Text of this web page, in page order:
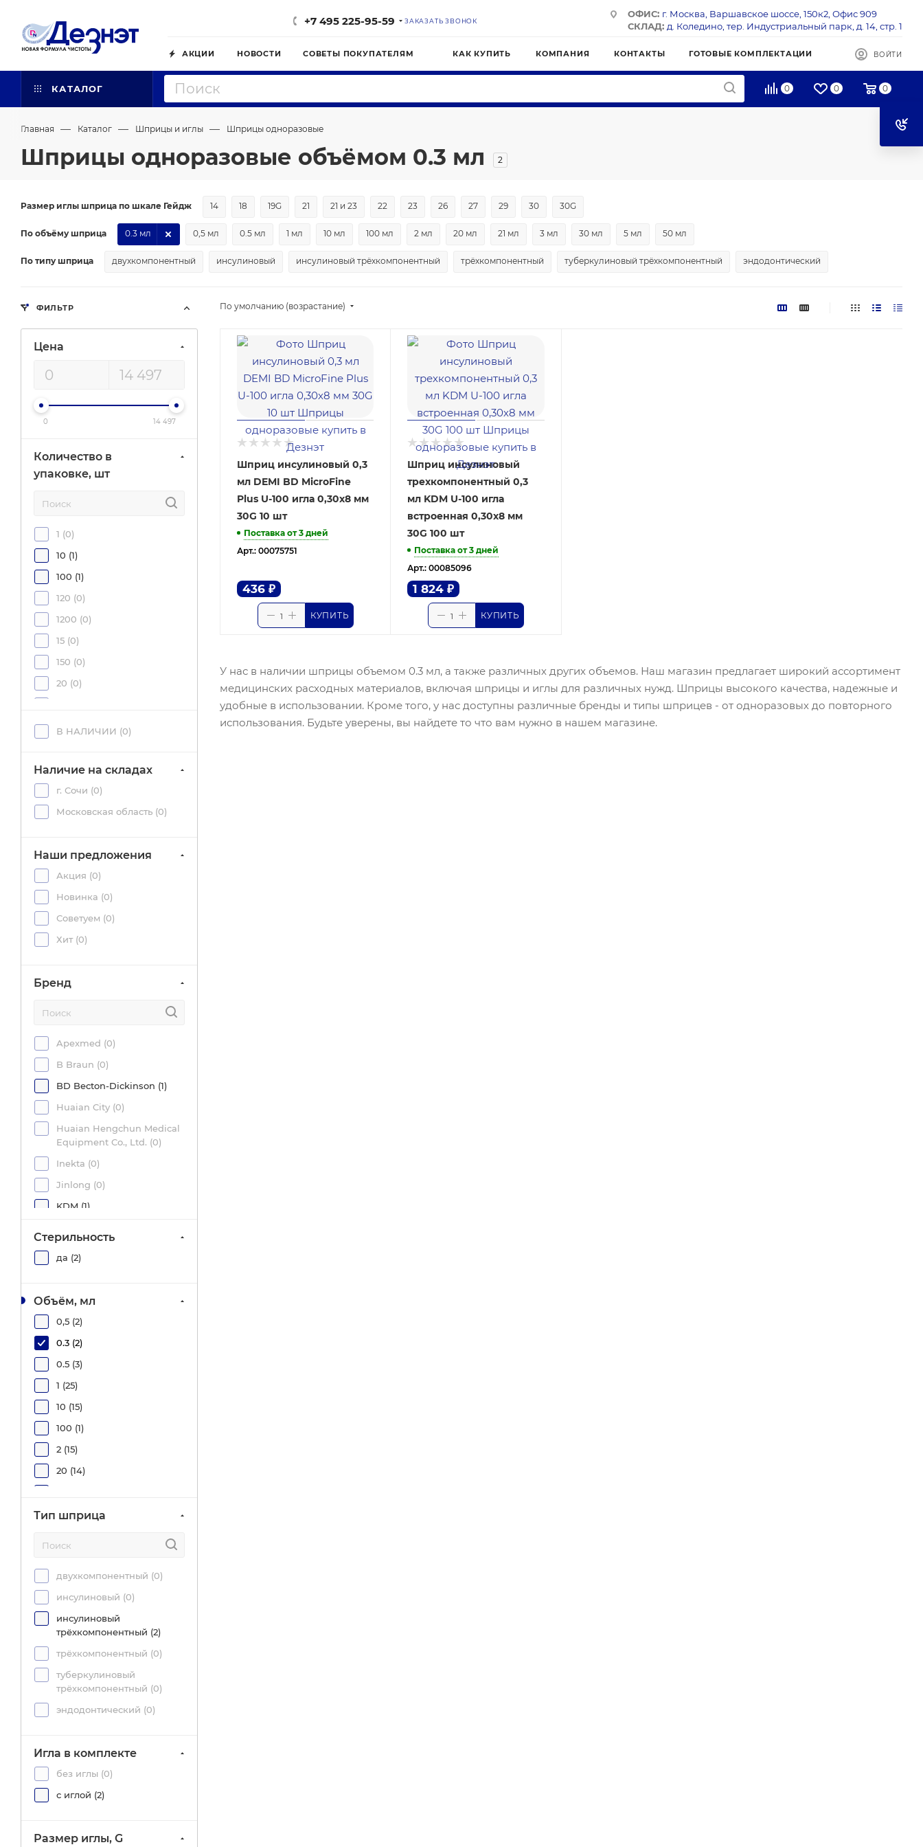
+7 495 225-95-59 ЗАКАЗАТЬ ЗВОНОК
ОФИС: г. Москва, Варшавское шоссе, 150к2, Офис 909
СКЛАД: д. Коледино, тер. Индустриальный парк, д. 14, стр. 1
АКЦИИ НОВОСТИ СОВЕТЫ ПОКУПАТЕЛЯМ КАК КУПИТЬ КОМПАНИЯ КОНТАКТЫ ГОТОВЫЕ КОМПЛЕКТАЦИИ ВОЙТИ
КАТАЛОГ 0 0 0
Главная — Каталог — Шприцы и иглы — Шприцы одноразовые
Шприцы одноразовые объёмом 0.3 мл 2
Размер иглы шприца по шкале Гейдж 14 18 19G 21 21 и 23 22 23 26 27 29 30 30G
По объёму шприца 0,5 мл
0.3 мл 0.5 мл 1 мл 10 мл 100 мл 2 мл 20 мл 21 мл 3 мл 30 мл 5 мл 50 мл
По типу шприца двухкомпонентный инсулиновый инсулиновый трёхкомпонентный трёхкомпонентный туберкулиновый трёхкомпонентный эндодонтический
По умолчанию (возрастание)
Шприц инсулиновый 0,3
мл DEMI BD MicroFine
Plus U-100 игла 0,30х8 мм
30G 10 шт
Поставка от 3 дней
Арт.: 00075751
436 ₽
КУПИТЬ
Шприц инсулиновый
трехкомпонентный 0,3
мл KDM U-100 игла
встроенная 0,30х8 мм
30G 100 шт
Поставка от 3 дней
Арт.: 00085096
1 824 ₽
КУПИТЬ
У нас в наличии шприцы объемом 0.3 мл, а также различных других объемов. Наш магазин предлагает широкий ассортимент
медицинских расходных материалов, включая шприцы и иглы для различных нужд. Шприцы высокого качества, надежные и
удобные в использовании. Кроме того, у нас доступны различные бренды и типы шприцев - от одноразовых до повторного
использования. Будьте уверены, вы найдете то что вам нужно в нашем магазине.
ФИЛЬТР
Цена
0 14 497
Количество в
упаковке, шт
1 (0)
10 (1)
100 (1)
120 (0)
1200 (0)
15 (0)
150 (0)
20 (0)
36 (0)
3600 (0 )
40 (0)
50 (0)
500 (0)
60 (0)
800 (0)
90 ( 0)
В НАЛИЧИИ (0)
Наличие на складах
г. Сочи (0)
Московская область (0)
Наши предложения
Акция (0)
Новинка (0)
Советуем (0)
Хит (0)
Бренд
Apexmed (0)
B Braun (0)
BD Becton-Dickinson (1)
Huaian City (0)
Huaian Hengchun Medical
Equipment Co., Ltd. (0)
Inekta (0)
Jinlong (0)
KDM (1)
Стерильность
да (2)
Объём, мл
0,5 (2)
0.3 (2)
0.5 (3)
1 (25)
10 (15)
100 (1)
2 (15)
20 (14)
3 (6)
50 (23)
Тип шприца
двухкомпонентный (0)
инсулиновый (0)
инсулиновый
трёхкомпонентный (2)
трёхкомпонентный (0)
туберкулиновый
трёхкомпонентный (0)
эндодонтический (0)
Игла в комплекте
без иглы (0)
с иглой (2)
Размер иглы, G